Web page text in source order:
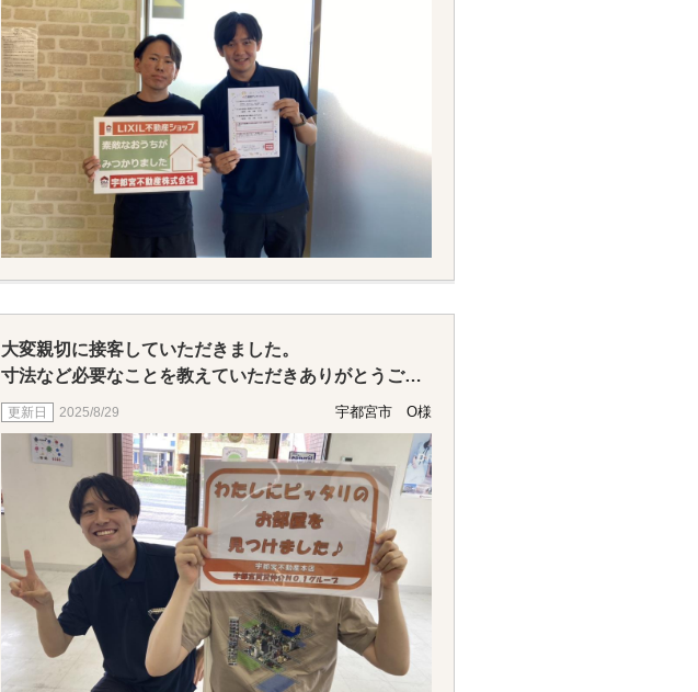
意下さい。
暑い日がまだ続きますのでお引越しの際はお体にお気
をつけください（＾＾）
またお部屋探しをする機会がありましたよろしくお願
いいたします！
本当にありがとうございました。
大変親切に接客していただきました。
寸法など必要なことを教えていただきありがとうござ
いました。
2025/8/29 宇都宮市 O様